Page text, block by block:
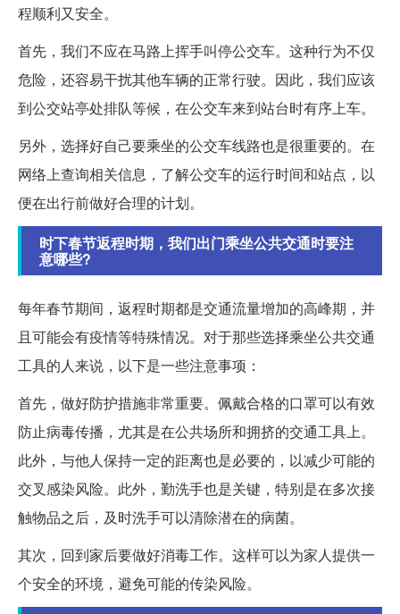
程顺利又安全。
首先，我们不应在马路上挥手叫停公交车。这种行为不仅
危险，还容易干扰其他车辆的正常行驶。因此，我们应该
到公交站亭处排队等候，在公交车来到站台时有序上车。
另外，选择好自己要乘坐的公交车线路也是很重要的。在
网络上查询相关信息，了解公交车的运行时间和站点，以
便在出行前做好合理的计划。
时下春节返程时期，我们出门乘坐公共交通时要注
意哪些?
每年春节期间，返程时期都是交通流量增加的高峰期，并
且可能会有疫情等特殊情况。对于那些选择乘坐公共交通
工具的人来说，以下是一些注意事项：
首先，做好防护措施非常重要。佩戴合格的口罩可以有效
防止病毒传播，尤其是在公共场所和拥挤的交通工具上。
此外，与他人保持一定的距离也是必要的，以减少可能的
交叉感染风险。此外，勤洗手也是关键，特别是在多次接
触物品之后，及时洗手可以清除潜在的病菌。
其次，回到家后要做好消毒工作。这样可以为家人提供一
个安全的环境，避免可能的传染风险。